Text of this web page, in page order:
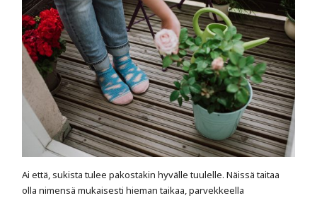
Ai että, sukista tulee pakostakin hyvälle tuulelle. Näissä taitaa
olla nimensä mukaisesti hieman taikaa, parvekkeella